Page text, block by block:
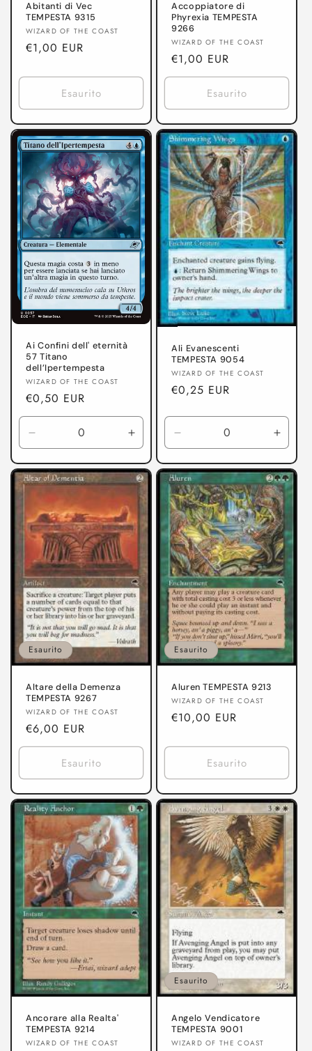
Abitanti di Vec
TEMPESTA 9315
Produttore:
WIZARD OF THE COAST
Prezzo
listino
€1,00 EUR
Esaurito
Accoppiatore di
Phyrexia TEMPESTA
9266
Produttore:
WIZARD OF THE COAST
Prezzo
di
€1,00 EUR
Esaurito
Ai Confini dell' eternità
57 Titano
dell’Ipertempesta
Produttore:
WIZARD OF THE COAST
Prezzo
di
listino
€0,50 EUR
Diminuisci
quantità
per
Ai
Confini
dell&#39;
eternità
Aumenta
quantità
per
Ai
Confini
dell&#39;
eternità
Ali Evanescenti
TEMPESTA 9054
Produttore:
WIZARD OF THE COAST
Prezzo
€0,25 EUR
Diminuisci
quantità
per
TEMPESTA
per
Esaurito
Altare della Demenza
TEMPESTA 9267
Produttore:
WIZARD OF THE COAST
Prezzo
di
€6,00 EUR
Esaurito
Esaurito
Aluren TEMPESTA 9213
Produttore:
WIZARD OF THE COAST
Prezzo
listino
€10,00 EUR
Esaurito
Ancorare alla Realta'
TEMPESTA 9214
Produttore:
WIZARD OF THE COAST
Esaurito
Angelo Vendicatore
TEMPESTA 9001
Produttore:
WIZARD OF THE COAST